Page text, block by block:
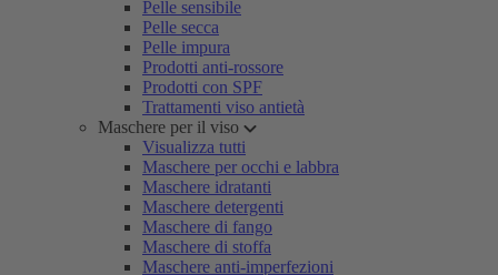
Pelle sensibile
Pelle secca
Pelle impura
Prodotti anti-rossore
Prodotti con SPF
Trattamenti viso antietà
Maschere per il viso
Visualizza tutti
Maschere per occhi e labbra
Maschere idratanti
Maschere detergenti
Maschere di fango
Maschere di stoffa
Maschere anti-imperfezioni